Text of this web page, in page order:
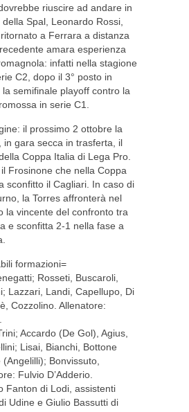
riuscire ad andare in
Spal, Leonardo Rossi,
a Ferrara a distanza
amara esperienza
infatti nella stagione
C2, dopo il 3° posto in
semifinale playoff contro la
in serie C1.
il prossimo 2 ottobre la
in gara secca in trasferta, il
Coppa Italia di Lega Pro.
Frosinone che nella Coppa
sconfitto il Cagliari. In caso di
la Torres affronterà nel
la vincente del confronto tra
e sconfitta 2-1 nella fase a
formazioni=
Rosseti, Buscaroli,
Lazzari, Landi, Capellupo, Di
Cozzolino. Allenatore:
Accardo (De Gol), Agius,
Lisai, Bianchi, Bottone
Bonvissuto,
Fulvio D’Adderio.
Fanton di Lodi, assistenti
Udine e Giulio Bassutti di